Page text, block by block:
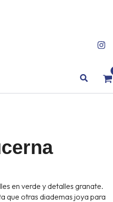
Buscar
en verde y detalles granate.
que otras diademas joya para